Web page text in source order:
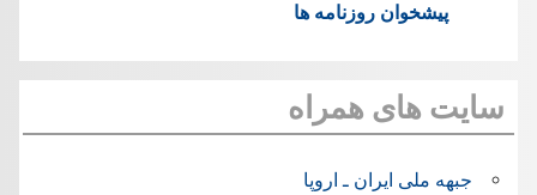
پیشخوان روزنامه ها
سایت های همراه
جبهه ملی ایران ـ اروپا